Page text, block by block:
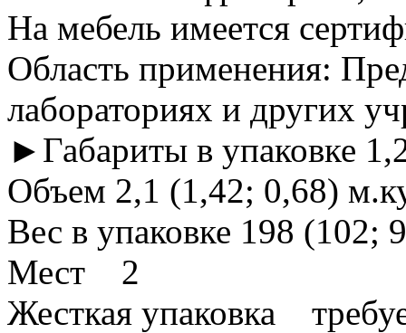
На мебель имеется
Область применения:
лабораториях и других
►Габариты в упаковке
Объем 2,1 (1,42; 0,68)
Вес в упаковке 198 (102;
Мест 2
Жесткая упаковка